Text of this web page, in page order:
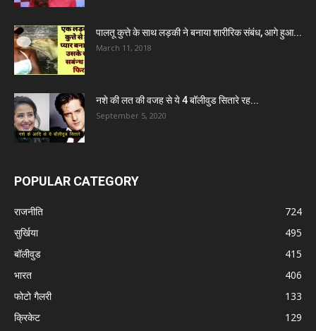
पालतू कुत्ते के साथ लड़की ने बनाया शारीरिक संबंध, आगे हुआ...
March 11, 2018
नशे की लत की वजह से ये 4 बॉलीवुड सितारे रह...
September 5, 2020
POPULAR CATEGORY
राजनीति
724
सुर्खिया
495
बॉलीवुड
415
भारत
406
फोटो गैलरी
133
क्रिकेट
129